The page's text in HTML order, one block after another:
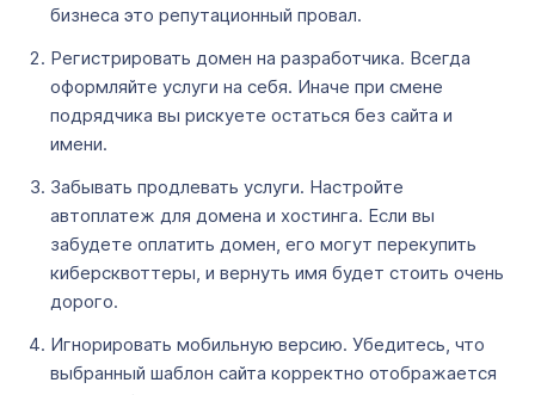
бизнеса это репутационный провал.
Регистрировать домен на разработчика. Всегда
оформляйте услуги на себя. Иначе при смене
подрядчика вы рискуете остаться без сайта и
имени.
Забывать продлевать услуги. Настройте
автоплатеж для домена и хостинга. Если вы
забудете оплатить домен, его могут перекупить
киберсквоттеры, и вернуть имя будет стоить очень
дорого.
Игнорировать мобильную версию. Убедитесь, что
выбранный шаблон сайта корректно отображается